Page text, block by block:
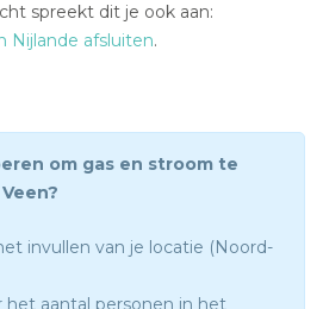
spreekt dit je ook aan:
Nijlande afsluiten.
om gas en stroom te
invullen van je locatie (Noord-
het aantal personen in het